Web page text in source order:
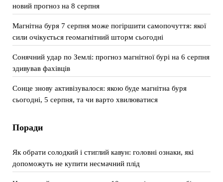
новий прогноз на 8 серпня
Магнітна буря 7 серпня може погіршити самопочуття: якої
сили очікується геомагнітний шторм сьогодні
Сонячний удар по Землі: прогноз магнітної бурі на 6 серпня
здивував фахівців
Сонце знову активізувалося: якою буде магнітна буря
сьогодні, 5 серпня, та чи варто хвилюватися
Поради
Як обрати солодкий і стиглий кавун: головні ознаки, які
допоможуть не купити несмачний плід